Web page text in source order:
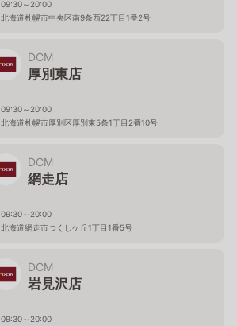
09:30～20:00
北海道札幌市中央区南9条西22丁目1番2号
DCM
厚別東店
09:30～20:00
北海道札幌市厚別区厚別東5条1丁目2番10号
DCM
網走店
09:30～20:00
北海道網走市つくしケ丘1丁目1番5号
DCM
岩見沢店
09:30～20:00